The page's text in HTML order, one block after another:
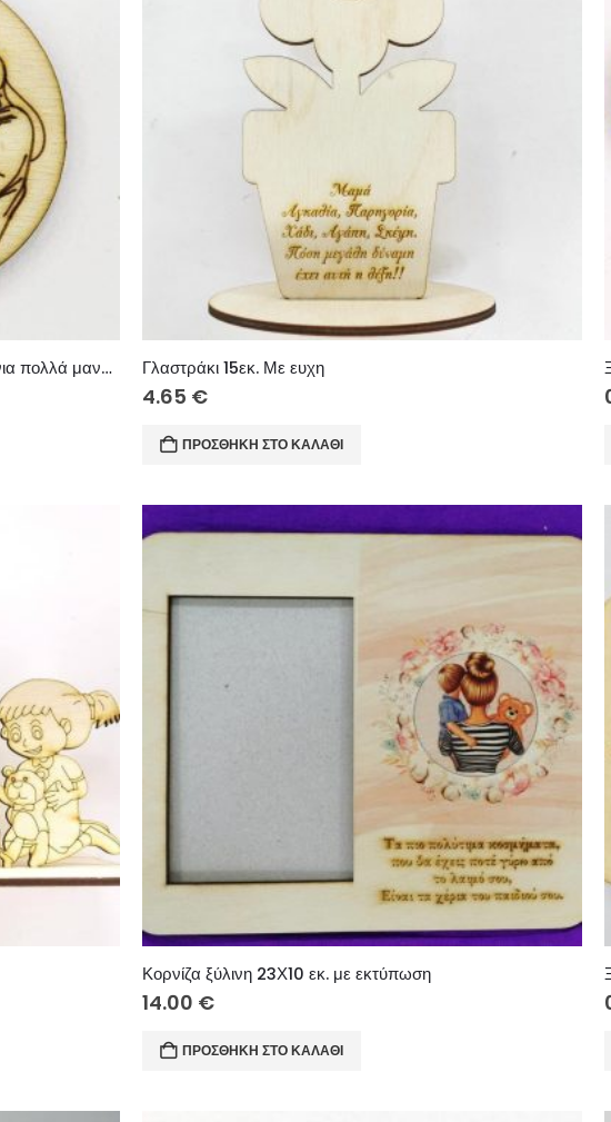
Ξύλινο για μπρελόκ στρόγγυλο 6 εκ. (Χρόνια πολλά μανούλα) Γλαστράκι 15εκ. Με ευχη
4.65 €
ΠΡΟΣΘΉΚΗ ΣΤΟ ΚΑΛΆΘΙ
Κορνίζα ξύλινη 23Χ10 εκ. με εκτύπωση
14.00 €
ΠΡΟΣΘΉΚΗ ΣΤΟ ΚΑΛΆΘΙ